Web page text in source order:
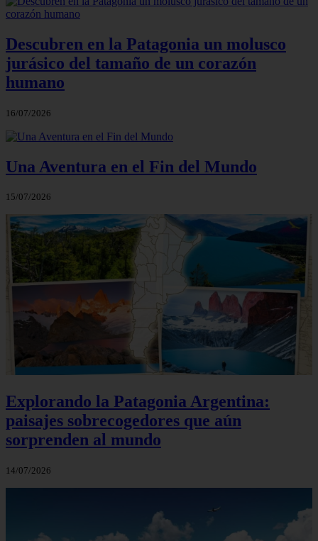
Descubren en la Patagonia un molusco
jurásico del tamaño de un corazón
humano
16/07/2026
Una Aventura en el Fin del Mundo
15/07/2026
Explorando la Patagonia Argentina:
paisajes sobrecogedores que aún
sorprenden al mundo
14/07/2026